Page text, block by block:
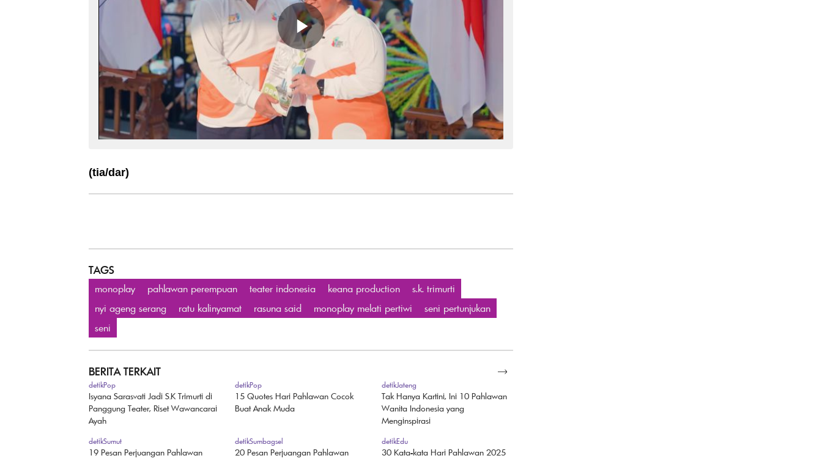
(tia/dar)
TAGS
monoplay pahlawan perempuan teater indonesia keana production
s.k. trimurti
nyi ageng serang
ratu kalinyamat rasuna said monoplay melati pertiwi
seni pertunjukan
seni
BERITA TERKAIT
detikPop
Isyana Sarasvati Jadi S.K Trimurti di
Panggung Teater, Riset Wawancarai
Ayah
detikPop
15 Quotes Hari Pahlawan Cocok
Buat Anak Muda
detikJateng
Tak Hanya Kartini, Ini 10 Pahlawan
Wanita Indonesia yang
Menginspirasi
detikSumut
19 Pesan Perjuangan Pahlawan
detikSumbagsel
20 Pesan Perjuangan Pahlawan
detikEdu
30 Kata-kata Hari Pahlawan 2025